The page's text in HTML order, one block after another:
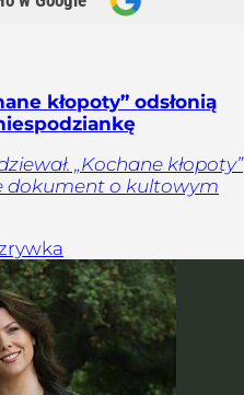
kłopoty” odsłonią
„Kochane kłopoty”
dokument o kultowym